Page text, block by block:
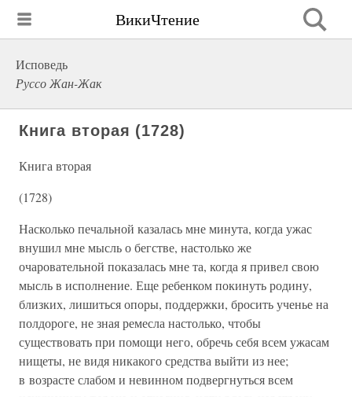
ВикиЧтение
Исповедь
Руссо Жан-Жак
Книга вторая (1728)
Книга вторая
(1728)
Насколько печальной казалась мне минута, когда ужас
внушил мне мысль о бегстве, настолько же
очаровательной показалась мне та, когда я привел свою
мысль в исполнение. Еще ребенком покинуть родину,
близких, лишиться опоры, поддержки, бросить ученье на
полдороге, не зная ремесла настолько, чтобы
существовать при помощи него, обречь себя всем ужасам
нищеты, не видя никакого средства выйти из нее;
в возрасте слабом и невинном подвергнуться всем